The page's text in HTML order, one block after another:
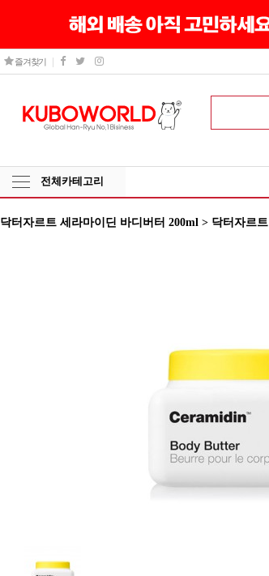
즐겨찾기
전체카테고리
닥터자르트 세라마이딘 바디버터 200ml > 닥터자르트